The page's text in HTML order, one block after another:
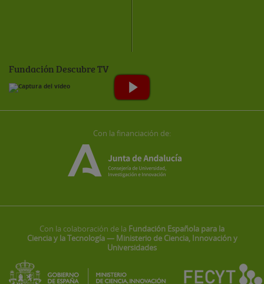
Fundación Descubre TV
Con la financiación de:
Con la colaboración de la Fundación Española para la
Ciencia y la Tecnología — Ministerio de Ciencia, Innovación y
Universidades